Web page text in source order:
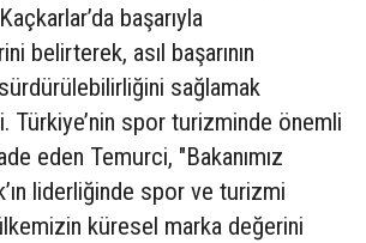
başarıyla
belirterek, asıl başarının
sağlamak
Türkiye’nin spor turizminde önemli
eden Temurci, "Bakanımız
liderliğinde spor ve turizmi
küresel marka değerini